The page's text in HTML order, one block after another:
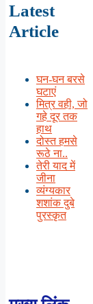
Latest
Article
घन-घन बरसे
घटाएं
मित्र वही, जो
गहे दूर तक
हाथ
दोस्त हमसे
रूठे ना..
तेरी याद में
जीना
व्यंग्यकार
शशांक दुबे
पुरस्कृत